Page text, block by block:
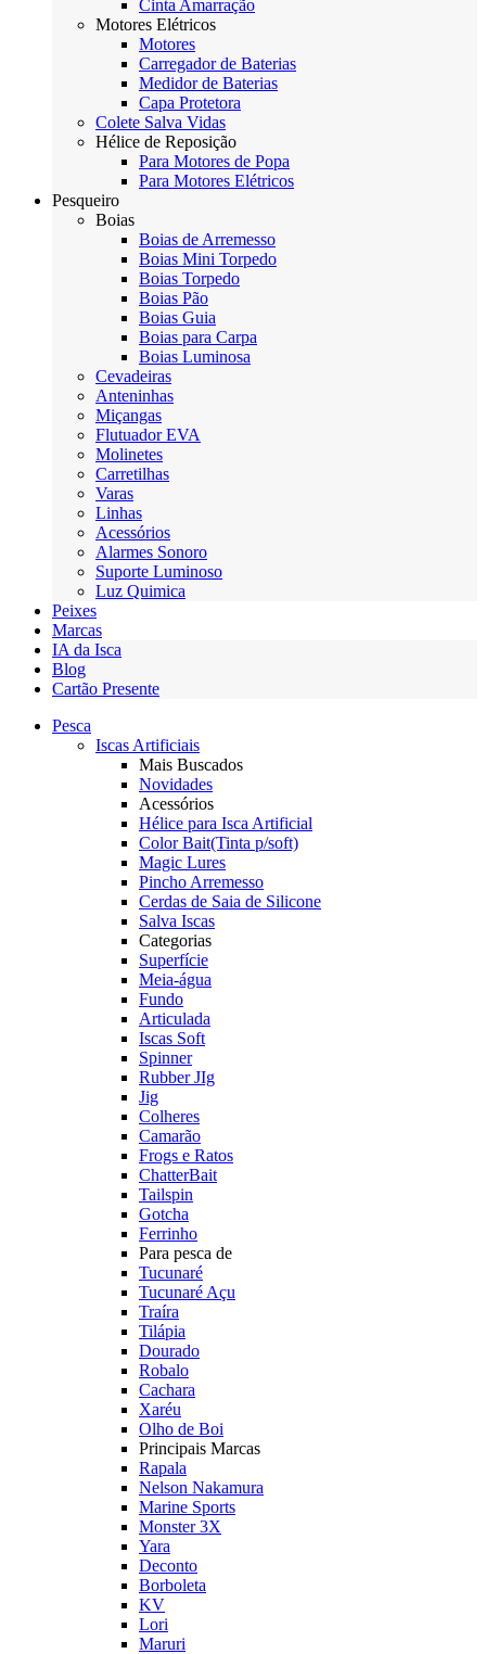
Cinta Amarração
Motores Elétricos
Motores
Carregador de Baterias
Medidor de Baterias
Capa Protetora
Colete Salva Vidas
Hélice de Reposição
Para Motores de Popa
Para Motores Elétricos
Pesqueiro
Boias
Boias de Arremesso
Boias Mini Torpedo
Boias Torpedo
Boias Pão
Boias Guia
Boias para Carpa
Boias Luminosa
Cevadeiras
Anteninhas
Miçangas
Flutuador EVA
Molinetes
Carretilhas
Varas
Linhas
Acessórios
Alarmes Sonoro
Suporte Luminoso
Luz Quimica
Peixes
Marcas
IA da Isca
Blog
Cartão Presente
Pesca
Iscas Artificiais
Mais Buscados
Novidades
Acessórios
Hélice para Isca Artificial
Color Bait(Tinta p/soft)
Magic Lures
Pincho Arremesso
Cerdas de Saia de Silicone
Salva Iscas
Categorias
Superfície
Meia-água
Fundo
Articulada
Iscas Soft
Spinner
Rubber JIg
Jig
Colheres
Camarão
Frogs e Ratos
ChatterBait
Tailspin
Gotcha
Ferrinho
Para pesca de
Tucunaré
Tucunaré Açu
Traíra
Tilápia
Dourado
Robalo
Cachara
Xaréu
Olho de Boi
Principais Marcas
Rapala
Nelson Nakamura
Marine Sports
Monster 3X
Yara
Deconto
Borboleta
KV
Lori
Maruri